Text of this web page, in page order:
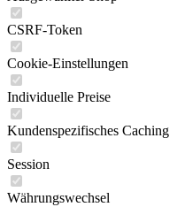
CSRF-Token
Cookie-Einstellungen
Individuelle Preise
Kundenspezifisches Caching
Session
Währungswechsel